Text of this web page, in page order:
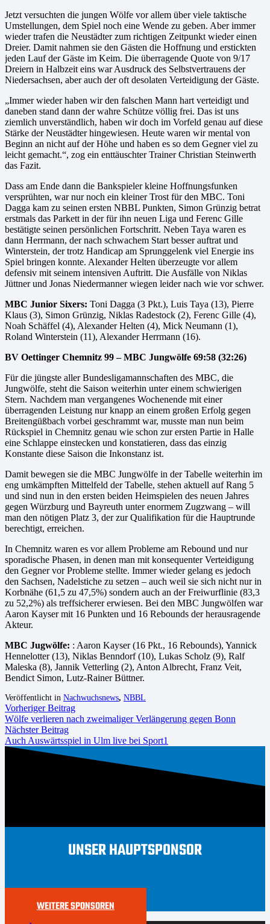
Jetzt versuchten die jungen Wölfe vor allem über viele taktische
Umstellungen, dem Spiel noch eine Wende zu geben. Aber immer
wieder trafen die Neustädter zum richtigen Zeitpunkt wieder einen
Dreier. Damit nahmen sie den Gästen die Hoffnung und erstickten
jeden Lauf der Gäste im Keim. Die überragende Quote von 9/17
Dreiern in Halbzeit eins war Ausdruck des Selbstvertrauens der
Niedersachsen, aber auch der oft desolaten Verteidigung der Gäste.
„Immer wieder haben wir den falschen Mann hart verteidigt und
daneben stand dann der wahre Schütze völlig frei. Das ist uns
ziemlich unverständlich, haben wir doch im Vorfeld genau auf diese
Stärke der Neustädter hingewiesen. Heute waren wir mental von
Beginn an nicht auf der Höhe und haben es so dem Gegner viel zu
leicht gemacht.“, zog ein enttäuschter Trainer Christian Steinwerth
das Fazit.
Dass am Ende dann die Bankspieler kleine Hoffnungsfunken
versprühten, war nur noch ein kleiner Trost für den MBC. Toni
Dagga kam zu seinen ersten NBBL Punkten, Simon Grünzig betrat
erstmals das Parkett in der für ihn neuen Liga und Ferenc Gille
bestätigte seinen persönlichen Fortschritt. Neben Taya waren es
dann Herrmann, der nach schwachem Start besser auftrat und
Winterstein, der trotz Handicap am Sprunggelenk viel Energie ins
Spiel bringen konnte. Alexander Helten überzeugte vor allem
defensiv mit seinem intensiven Auftritt. Die Ausfälle von Niklas
Jüttner und Jonas Niedermanner wiegen leider nach wie vor schwer.
MBC Junior Sixers: Toni Dagga (3 Pkt.), Luis Taya (13), Pierre
Klaus (3), Simon Grünzig, Niklas Radestock (2), Ferenc Gille (4),
Noah Schäffel (4), Alexander Helten (4), Mick Neumann (1),
Roland Winterstein (11), Alexander Herrmann (16).
BV Oettinger Chemnitz 99 – MBC Jungwölfe 69:58 (32:26)
Für die jüngste aller Bundesligamannschaften des MBC, die
Jungwölfe, steht die Saison weiterhin unter einem schwierigen
Stern. Nachdem man vergangenes Wochenende mit einer
überragenden Leistung nur knapp an einem großen Erfolg gegen
Breitengüßbach vorbei geschrammt war, musste man nun beim
Rückspiel in Chemnitz genau wie schon zur ersten Partie in Halle
eine Schlappe einstecken und konstatieren, dass das einzig
Konstante diese Saison die Inkonstanz ist.
Damit bewegen sie die MBC Jungwölfe in der Tabelle weiterhin im
eng umkämpften Mittelfeld der Tabelle, stehen aktuell auf Rang 5
und sind nun in den ersten beiden Heimspielen des neuen Jahres
gegen Würzburg und Bayreuth unter enormem Zugzwang – will
man den nötigen Platz 3, der zur Qualifikation für die Hauptrunde
berechtigt, erreichen.
In Chemnitz waren es vor allem Probleme am Rebound und nur
sporadische Phasen, in denen man mit konsequenter Verteidigung
den Gegner vor Probleme stellte. Immer wieder gelang es jedoch
den Sachsen, Nadelstiche zu setzen – auch weil sie sich nicht nur in
Korbnähe (61,5 zu 47,5%) sondern auch an der Freiwurflinie (83,3
zu 52,2%) als treffsicherer erwiesen. Bei den MBC Jungwölfen war
Aaron Kayser mit 16 Punkten und 16 Rebounds der herausragende
Akteur.
MBC Jugwölfe: : Aaron Kayser (16 Pkt., 16 Rebounds), Yannick
Hennelotter (13), Niklas Benndorf (10), Lukas Scholz (9), Ralf
Maleska (8), Jannik Vetterling (2), Anton Albrecht, Franz Veit,
Bendict Simon, Lutz-Rainer Büttner.
Veröffentlicht in Nachwuchsnews, NBBL
Vorheriger Beitrag
Wölfe verlieren nach zweimaliger Verlängerung gegen Bonn
Nächster Beitrag
Auch Auswärtsspiel in Ulm live bei Sport1
UNSER HAUPTSPONSOR
WEITERE SPONSOREN